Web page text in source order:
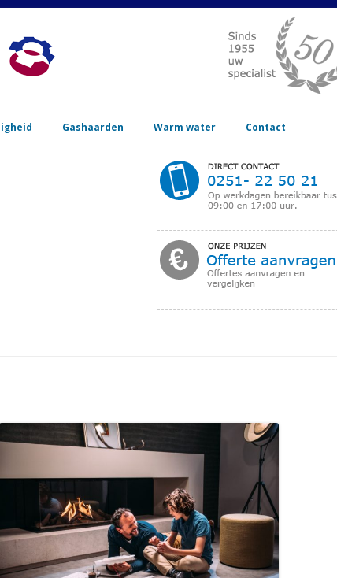
Gashaarden Warm water Contact